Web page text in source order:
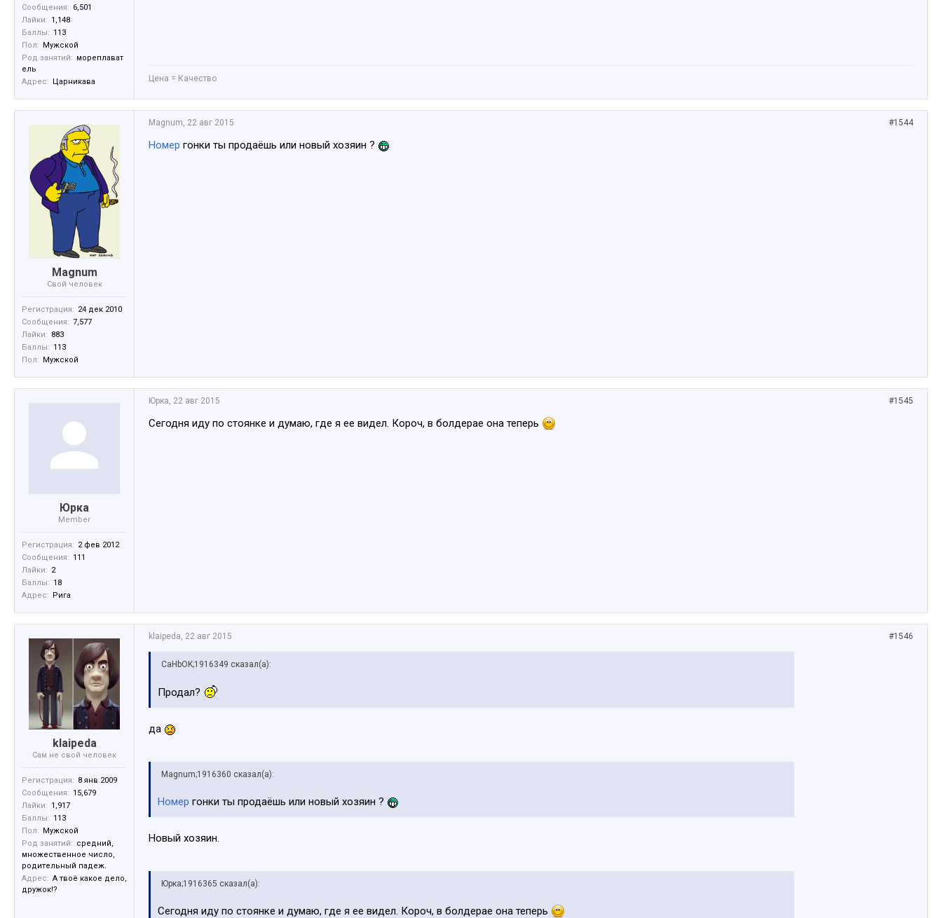
Сообщения: 6,501
Лайки: 1,148
Баллы: 113
Пол: Мужской
Род занятий: мореплават
ель
Адрес: Царникава Цена = Качество
Magnum
Свой человек
Регистрация: 24 дек 2010
Сообщения: 7,577
Лайки: 883
Баллы: 113
Пол: Мужской
#1544
Magnum, 22 авг 2015
Номер гонки ты продаёшь или новый хозяин ?
Юрка
Member
Регистрация: 2 фев 2012
Сообщения: 111
Лайки: 2
Баллы: 18
Адрес: Рига
#1545
Юрка, 22 авг 2015
Сегодня иду по стоянке и думаю, где я ее видел. Короч, в болдерае она теперь
klaipeda
Сам не свой человек
Регистрация: 8 янв 2009
Сообщения: 15,679
Лайки: 1,917
Баллы: 113
Пол: Мужской
Род занятий: средний,
множественное число,
родительный падеж.
Адрес: А твоё какое дело,
дружок!?
#1546
klaipeda, 22 авг 2015
CaHbOK;1916349 сказал(а):
Продал?
да
Magnum;1916360 сказал(а):
Номер гонки ты продаёшь или новый хозяин ?
Новый хозяин.
Юрка;1916365 сказал(а):
Сегодня иду по стоянке и думаю, где я ее видел. Короч, в болдерае она теперь